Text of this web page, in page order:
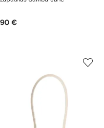
90 €